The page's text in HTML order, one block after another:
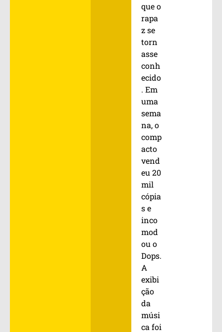
que o
rapa
z se
torn
asse
conh
ecido
. Em
uma
sema
na, o
comp
acto
vend
eu 20
mil
cópia
s e
inco
mod
ou o
Dops.
A
exibi
ção
da
músi
ca foi